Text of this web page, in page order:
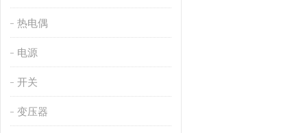
热电偶
电源
开关
变压器